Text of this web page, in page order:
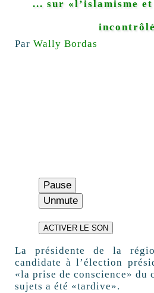
... sur «l’islamisme
Par Wally Bordas
Pause
Unmute
ACTIVER LE SON
La présidente de la
candidate à l’élection
«la prise de conscience» du
sujets a été «tardive».